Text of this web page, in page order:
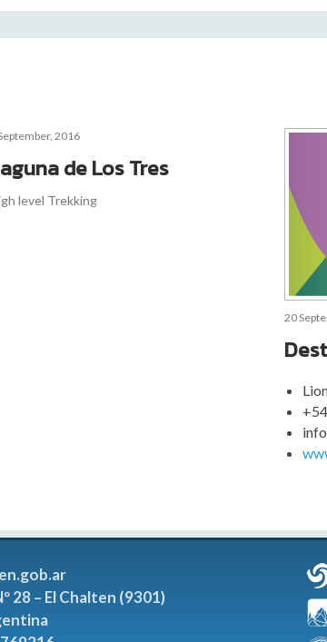
2016
de Los Tres
level Trekking
20
28 – El Chalten (9301)